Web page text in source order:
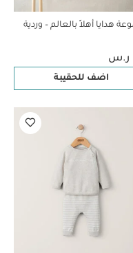
هدايا أهلاً بالعالم – وردية
اضف للحقيبة